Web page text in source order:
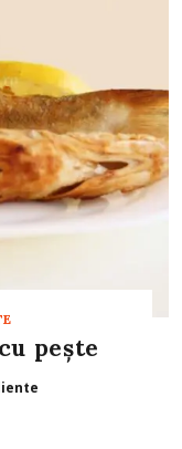
peşte